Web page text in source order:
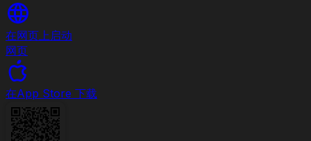
在网页上启动
网页
在App Store 下载